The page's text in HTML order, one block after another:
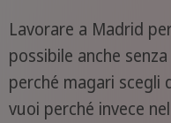
Lavorare a Madrid
possibile anche
perché magari scegli
vuoi perché invece